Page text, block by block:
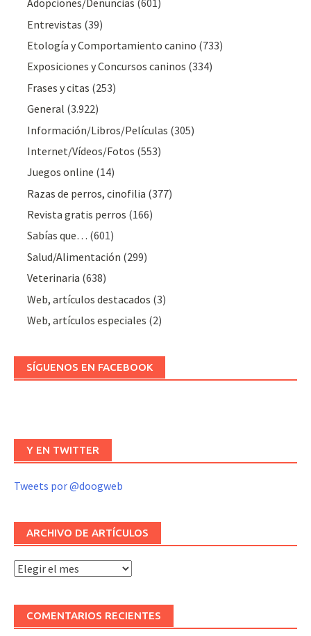
Adopciones/Denuncias (601)
Entrevistas (39)
Etología y Comportamiento canino (733)
Exposiciones y Concursos caninos (334)
Frases y citas (253)
General (3.922)
Información/Libros/Películas (305)
Internet/Vídeos/Fotos (553)
Juegos online (14)
Razas de perros, cinofilia (377)
Revista gratis perros (166)
Sabías que… (601)
Salud/Alimentación (299)
Veterinaria (638)
Web, artículos destacados (3)
Web, artículos especiales (2)
SÍGUENOS EN FACEBOOK
Y EN TWITTER
Tweets por @doogweb
ARCHIVO DE ARTÍCULOS
Archivo
artículos
COMENTARIOS RECIENTES